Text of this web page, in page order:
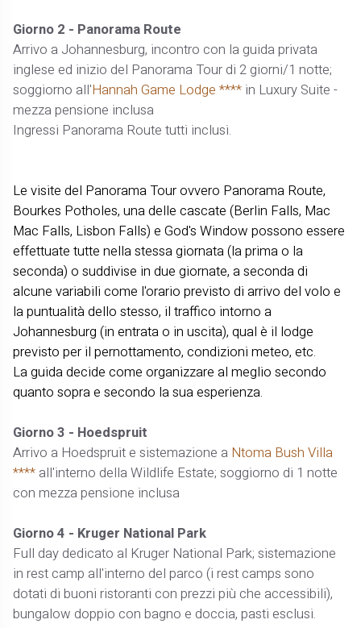
Giorno 2 - Panorama Route
Arrivo a Johannesburg, incontro con la guida privata
inglese ed inizio del Panorama Tour di 2 giorni/1 notte;
soggiorno all'Hannah Game Lodge **** in Luxury Suite -
mezza pensione inclusa
Ingressi Panorama Route tutti inclusi.
Le visite del Panorama Tour ovvero Panorama Route,
Bourkes Potholes, una delle cascate (Berlin Falls, Mac
Mac Falls, Lisbon Falls) e God's Window possono essere
effettuate tutte nella stessa giornata (la prima o la
seconda) o suddivise in due giornate, a seconda di
alcune variabili come l'orario previsto di arrivo del volo e
la puntualità dello stesso, il traffico intorno a
Johannesburg (in entrata o in uscita), qual è il lodge
previsto per il pernottamento, condizioni meteo, etc.
La guida decide come organizzare al meglio secondo
quanto sopra e secondo la sua esperienza.
Giorno 3 - Hoedspruit
Arrivo a Hoedspruit e sistemazione a Ntoma Bush Villa
**** all'interno della Wildlife Estate; soggiorno di 1 notte
con mezza pensione inclusa
Giorno 4 - Kruger National Park
Full day dedicato al Kruger National Park; sistemazione
in rest camp all'interno del parco (i rest camps sono
dotati di buoni ristoranti con prezzi più che accessibili),
bungalow doppio con bagno e doccia, pasti esclusi.